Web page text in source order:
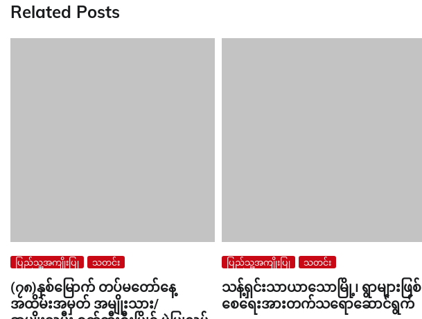
Related Posts
ပြည်သူ့အကျိုးပြု သတင်း
(၇၈)နှစ်မြောက် တပ်မတော်နေ့
အထိမ်းအမှတ် အမျိုးသား/
ပြည်သူ့အကျိုးပြု သတင်း
သန့်ရှင်းသာယာသောမြို့၊ ရွာများဖြစ်
စေရေးအားတက်သရောဆောင်ရွက်